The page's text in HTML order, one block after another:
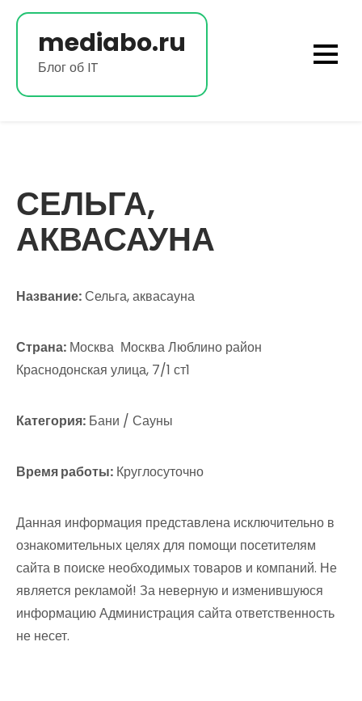
Перейти
содержимомуmediabo.ru
Блог об IT
СЕЛЬГА,
АКВАСАУНА
Название:Сельга, аквасауна
Страна: Москва Москва Люблино район
Краснодонская улица, 7/1 ст1
Категория: Бани / Сауны
Время работы: Круглосуточно
Данная информация представлена исключительно в
ознакомительных целях для помощи посетителям
сайта в поиске необходимых товаров и компаний. Не
является рекламой! За неверную и изменившуюся
информацию Администрация сайта ответственность
не несет.